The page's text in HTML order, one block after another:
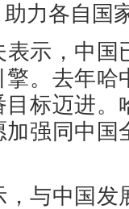
力各自国
表示，中
。去年
目标迈进
加强同中
，与中国